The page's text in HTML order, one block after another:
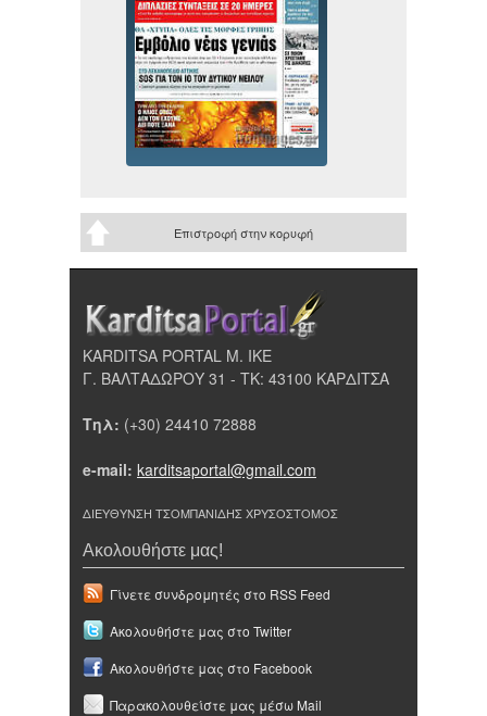
Επιστροφή στην κορυφή
KARDITSA PORTAL Μ. ΙΚΕ
Γ. ΒΑΛΤΑΔΩΡΟΥ 31 - ΤΚ: 43100 ΚΑΡΔΙΤΣΑ
Τηλ: (+30) 24410 72888
e-mail: karditsaportal@gmail.com
ΔΙΕΥΘΥΝΣΗ ΤΣΟΜΠΑΝΙΔΗΣ ΧΡΥΣΟΣΤΟΜΟΣ
Ακολουθήστε μας!
Γίνετε συνδρομητές στο RSS Feed
Ακολουθήστε μας στο Twitter
Ακολουθήστε μας στο Facebook
Παρακολουθείστε μας μέσω Mail